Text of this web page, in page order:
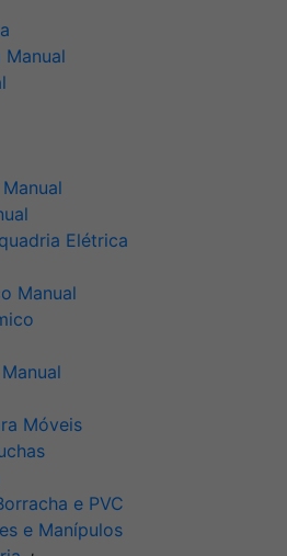
Manual
Elétrica
Manual
Móveis
e PVC
e Manípulos